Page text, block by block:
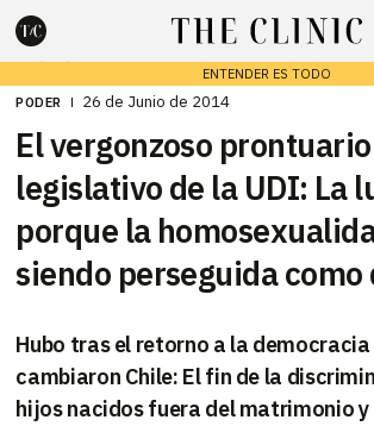
ENTENDER ES TODO
Escribe lo que deseas y presiona enter para buscar
PODER 26 de Junio de 2014
El vergonzoso prontuario
legislativo de la UDI: La
porque la
siendo perseguida
Hubo tras el retorno a la democracia
cambiaron Chile: El fin de la
hijos nacidos fuera del matrimonio